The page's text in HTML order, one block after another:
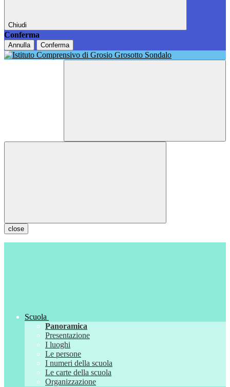
Chiudi
Conferma
Annulla Conferma
close
Scuola
Panoramica
Presentazione
I luoghi
Le persone
I numeri della scuola
Le carte della scuola
Organizzazione